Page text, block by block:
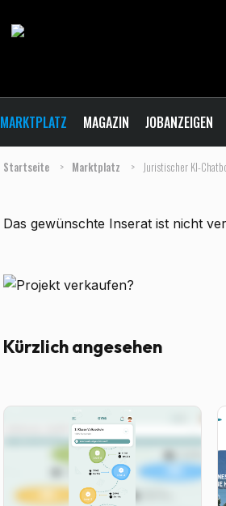
MARKTPLATZ MAGAZIN JOBANZEIGEN
Startseite > Marktplatz > Juristischer KI-
Das gewünschte Inserat ist nicht
Kürzlich angesehen